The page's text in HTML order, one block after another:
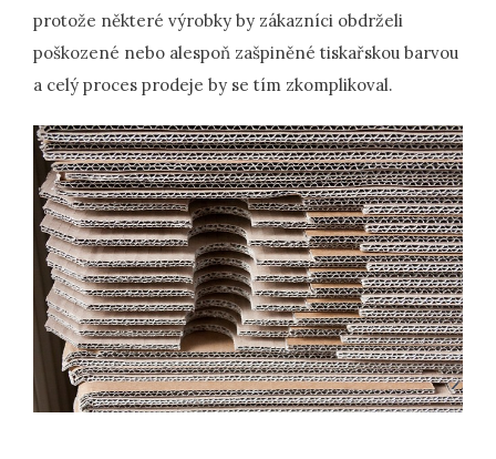
protože některé výrobky by zákazníci obdrželi
poškozené nebo alespoň zašpiněné tiskařskou barvou
a celý proces prodeje by se tím zkomplikoval.